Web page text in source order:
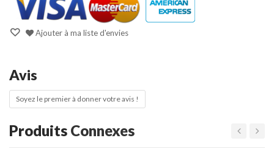
Ajouter à ma liste d'envies
Avis
Soyez le premier à donner votre avis !
Produits Connexes